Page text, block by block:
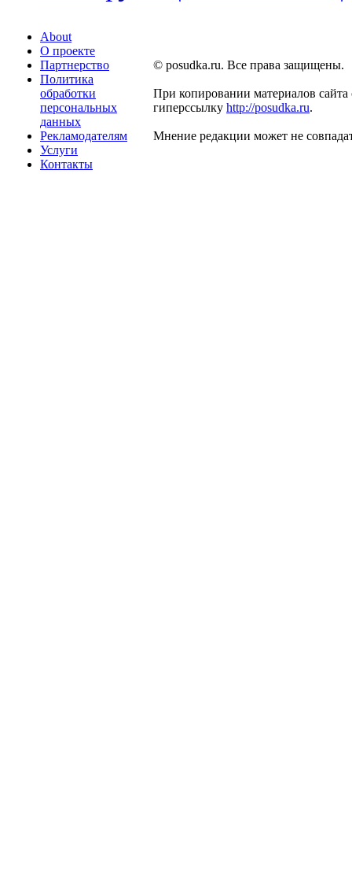
About
О проекте
Партнерство
Политика
обработки
персональных
данных
Рекламодателям
Услуги
Контакты
© posudka.ru. Все права защищены.
При копировании материалов сайта
гиперссылку http://posudka.ru.
Мнение редакции может не